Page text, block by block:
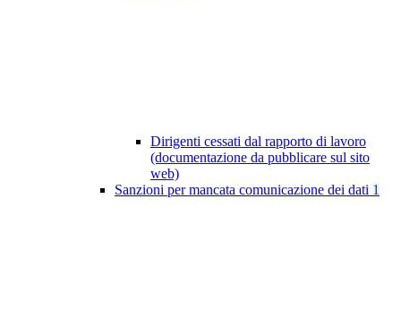
Dirigenti cessati dal rapporto di lavoro
(documentazione da pubblicare sul sito
web)
Sanzioni per mancata comunicazione dei dati 1